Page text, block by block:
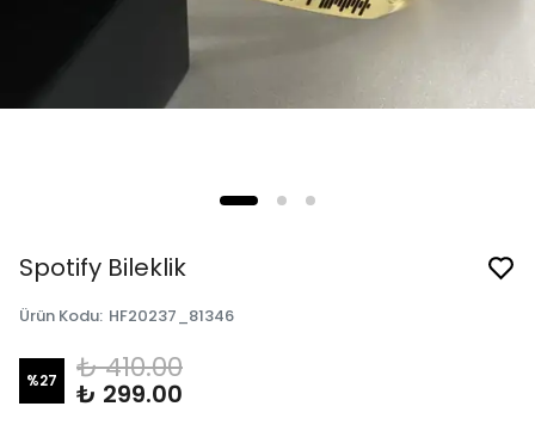
Spotify Bileklik
Ürün Kodu: HF20237_81346
%27 ₺ 410.00
₺ 299.00